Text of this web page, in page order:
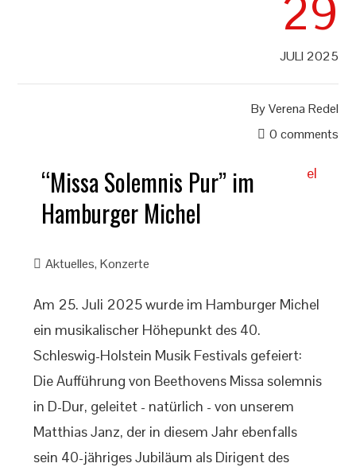
29
JULI 2025
ByVerena Redel
0 comments
“Missa Solemnis Pur” im
Hamburger Michel
Aktuelles,Konzerte
Am 25. Juli 2025 wurde im Hamburger Michel
ein musikalischer Höhepunkt des 40.
Schleswig-Holstein Musik Festivals gefeiert:
Die Aufführung von Beethovens Missa solemnis
in D-Dur, geleitet - natürlich - von unserem
Matthias Janz, der in diesem Jahr ebenfalls
sein 40-jähriges Jubiläum als Dirigent des